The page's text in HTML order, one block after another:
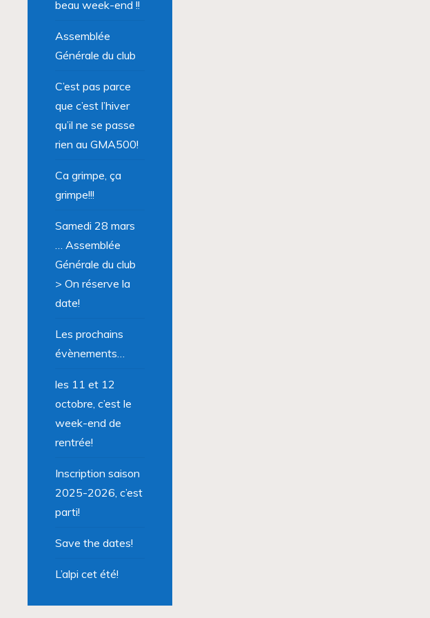
beau week-end !!
Assemblée
Générale du club
C’est pas parce
que c’est l’hiver
qu’il ne se passe
rien au GMA500!
Ca grimpe, ça
grimpe!!!
Samedi 28 mars
… Assemblée
Générale du club
> On réserve la
date!
Les prochains
évènements…
les 11 et 12
octobre, c’est le
week-end de
rentrée!
Inscription saison
2025-2026, c’est
parti!
Save the dates!
L’alpi cet été!